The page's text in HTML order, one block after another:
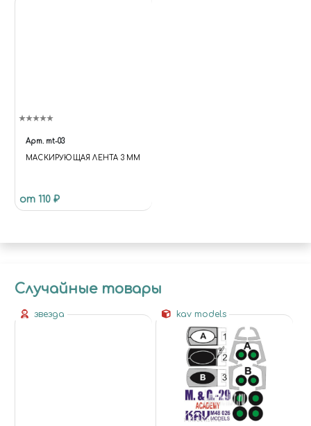
Арт. mt-03
МАСКИРУЮЩАЯ ЛЕНТА 3 ММ
от 110 ₽
Случайные товары
звезда kav models